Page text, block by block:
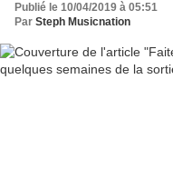
Publié le 10/04/2019 à 05:51
Par Steph Musicnation